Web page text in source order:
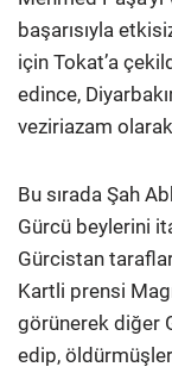
başarısıyla
için Tokat’a
edince,
veziriazam
Bu sırada Şah
Gürcü beylerini
Gürcistan
Kartli prensi
görünerek diğer
edip,